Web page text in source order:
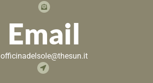
Email
officinadelsole@thesun.it